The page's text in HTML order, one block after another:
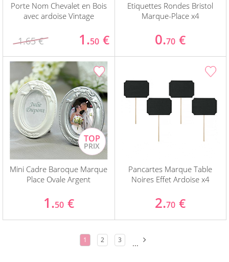
Porte Nom Chevalet en Bois
avec ardoise Vintage
1.65 € 1.50 €
Etiquettes Rondes Bristol
Marque-Place x4
0.70 €
Mini Cadre Baroque Marque
Place Ovale Argent
1.50 €
Pancartes Marque Table
Noires Effet Ardoise x4
2.70 €
1 2 3 ...